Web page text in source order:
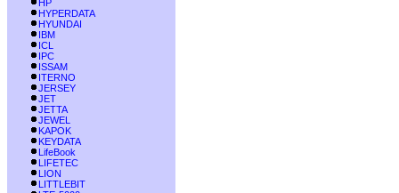
HP
HYPERDATA
HYUNDAI
IBM
ICL
IPC
ISSAM
ITERNO
JERSEY
JET
JETTA
JEWEL
KAPOK
KEYDATA
LifeBook
LIFETEC
LION
LITTLEBIT